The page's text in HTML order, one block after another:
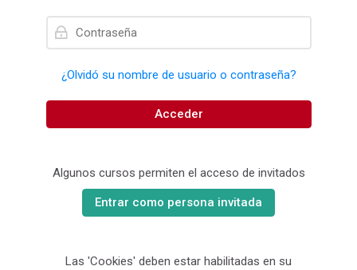
Contraseña
¿Olvidó su nombre de usuario o contraseña?
Acceder
Algunos cursos permiten el acceso de invitados
Entrar como persona invitada
Las 'Cookies' deben estar habilitadas en su